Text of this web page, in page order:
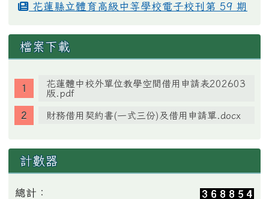
花蓮縣立體育高級中等學校電子校刊第 59 期
檔案下載
花蓮體中校外單位教學空間借用申請表202603
版.pdf
財務借用契約書(一式三份)及借用申請單.docx
計數器
總計：